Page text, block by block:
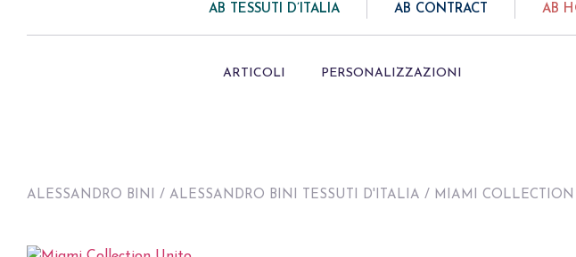
AB TESSUTI D’ITALIA AB CONTRACT AB
ARTICOLI PERSONALIZZAZIONI
ALESSANDRO BINI / ALESSANDRO BINI TESSUTI D'ITALIA / MIAMI